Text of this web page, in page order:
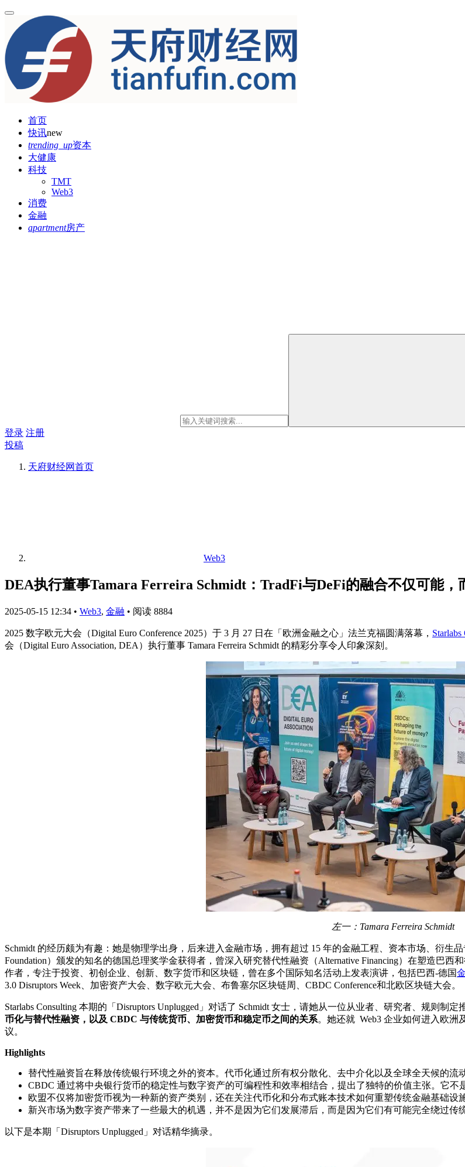
首页
快讯new
trending_up资本
大健康
科技
TMT
Web3
消费
金融
apartment房产
登录 注册
投稿
天府财经网首页
Web3
DEA执行董事Tamara Ferreira Schmidt：TradFi与DeFi的融合不仅可能，
2025-05-15 12:34 • Web3, 金融 • 阅读 8884
2025 数字欧元大会（Digital Euro Conference 2025）于 3 月 27 日在「欧洲金融之心」法兰克福圆满落幕，
会（Digital Euro Association, DEA）执行董事 Tamara Ferreira Schmidt 的精彩分享令人印象深刻。
左一：Tamara Ferreira Schmidt
Schmidt 的经历颇为有趣：她是物理学出身，后来进入金融市场，拥有超过 15 年的金融工程、资本市场、衍生
Foundation）颁发的知名的德国总理奖学金获得者，曾深入研究替代性融资（Alternative Financing）在塑造巴
作者，专注于投资、初创企业、创新、数字货币和区块链，曾在多个国际知名活动上发表演讲，包括巴西-德国
3.0 Disruptors Week、加密资产大会、数字欧元大会、布鲁塞尔区块链周、CBDC Conference和北欧区块链大会。
Starlabs Consulting 本期的「Disruptors Unplugged」对话了 Schmidt 女士，请她从一位从业者、研究者、规则制
币化与替代性融资，以及 CBDC 与传统货币、加密货币和稳定币之间的关系。她还就 Web3 企业如何进入欧洲
议。
Highlights
替代性融资旨在释放传统银行环境之外的资本。代币化通过所有权分散化、去中介化以及全球全天候的流
CBDC 通过将中央银行货币的稳定性与数字资产的可编程性和效率相结合，提出了独特的价值主张。它
欧盟不仅将加密货币视为一种新的资产类别，还在关注代币化和分布式账本技术如何重塑传统金融基础设施
新兴市场为数字资产带来了一些最大的机遇，并不是因为它们发展滞后，而是因为它们有可能完全绕过传
以下是本期「Disruptors Unplugged」对话精华摘录。